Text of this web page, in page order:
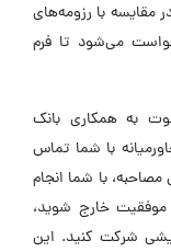
مقایسه با رزومه‌های
می‌شود تا فرم
به همکاری بانک
با شما تماس
با شما انجام
خارج شوید،
شرکت کنید. این